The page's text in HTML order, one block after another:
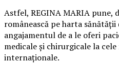
Astfel, REGINA MARIA pune,
românească pe harta
angajamentul de a le oferi
medicale și chirurgicale la
internaționale.